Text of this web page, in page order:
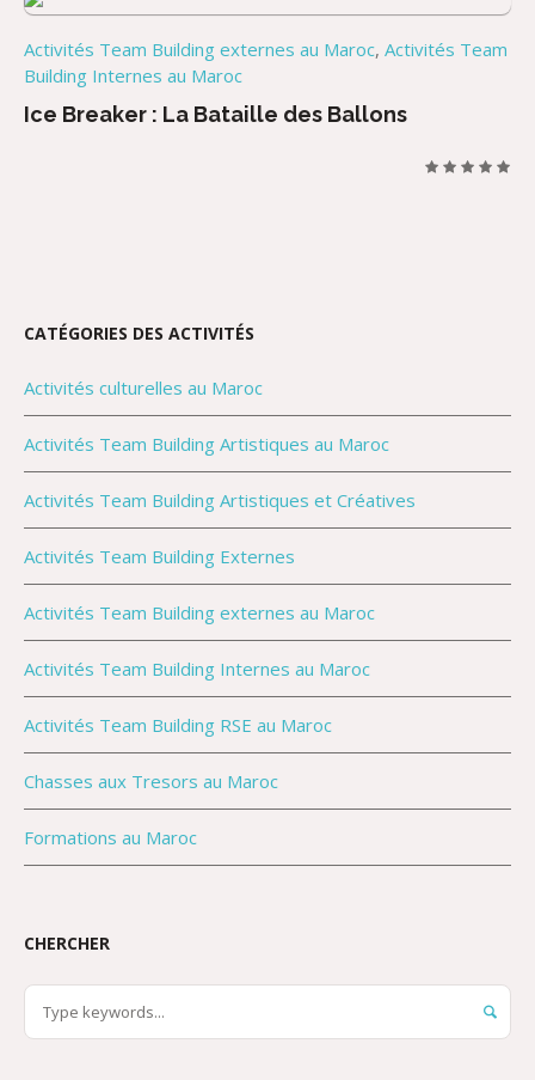
Activités Team Building externes au Maroc,Activités Team
Building Internes au Maroc
Ice Breaker : La Bataille des Ballons
CATÉGORIES DES ACTIVITÉS
Activités culturelles au Maroc
Activités Team Building Artistiques au Maroc
Activités Team Building Artistiques et Créatives
Activités Team Building Externes
Activités Team Building externes au Maroc
Activités Team Building Internes au Maroc
Activités Team Building RSE au Maroc
Chasses aux Tresors au Maroc
Formations au Maroc
CHERCHER